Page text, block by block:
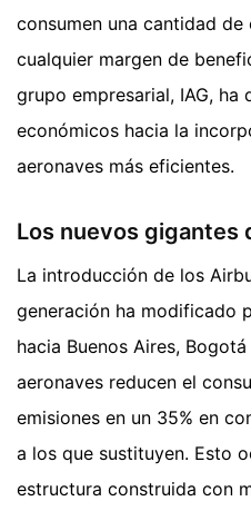
consumen una cantidad
cualquier margen de
grupo empresarial, IAG, ha
económicos hacia la
aeronaves más eficientes.
Los nuevos gigantes
La introducción de los
generación ha modificado
hacia Buenos Aires,
aeronaves reducen el
emisiones en un 35% en
a los que sustituyen. Esto
estructura construida con